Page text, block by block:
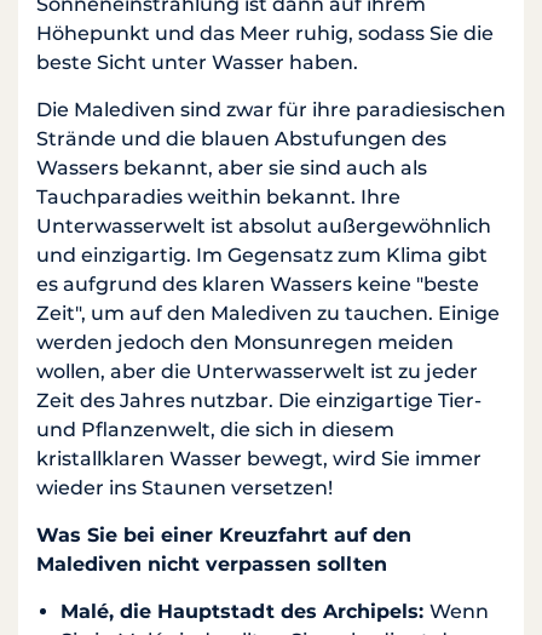
Höhepunkt und das Meer ruhig, sodass Sie die
beste Sicht unter Wasser haben.
Die Malediven sind zwar für ihre paradiesischen
Strände und die blauen Abstufungen des
Wassers bekannt, aber sie sind auch als
Tauchparadies weithin bekannt. Ihre
Unterwasserwelt ist absolut außergewöhnlich
und einzigartig. Im Gegensatz zum Klima gibt
es aufgrund des klaren Wassers keine "beste
Zeit", um auf den Malediven zu tauchen. Einige
werden jedoch den Monsunregen meiden
wollen, aber die Unterwasserwelt ist zu jeder
Zeit des Jahres nutzbar. Die einzigartige Tier-
und Pflanzenwelt, die sich in diesem
kristallklaren Wasser bewegt, wird Sie immer
wieder ins Staunen versetzen!
Was Sie bei einer Kreuzfahrt auf den
Malediven nicht verpassen sollten
Malé, die Hauptstadt des Archipels: Wenn